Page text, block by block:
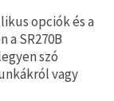
opciók és a
SR270B
szó
vagy